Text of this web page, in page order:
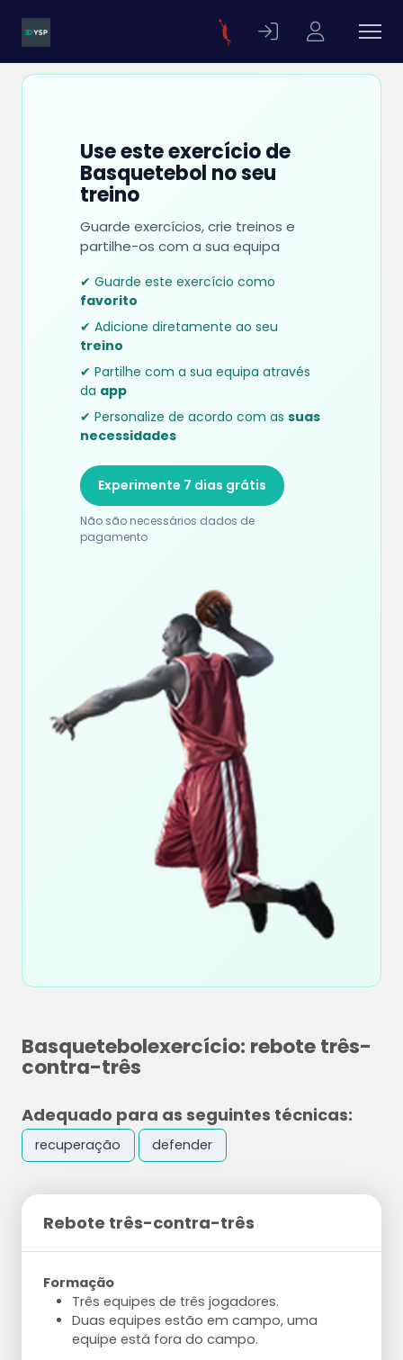
Use este exercício de
Basquetebol no seu
treino
Guarde exercícios, crie treinos e
partilhe-os com a sua equipa
✔ Guarde este exercício como
favorito
✔ Adicione diretamente ao seu
treino
✔ Partilhe com a sua equipa através
da app
✔ Personalize de acordo com as suas
necessidades
Experimente 7 dias grátis
Não são necessários dados de
pagamento
Basquetebolexercício: rebote três-
contra-três
Adequado para as seguintes técnicas:
recuperação defender
Rebote três-contra-três
Formação
Três equipes de três jogadores.
Duas equipes estão em campo, uma
equipe está fora do campo.